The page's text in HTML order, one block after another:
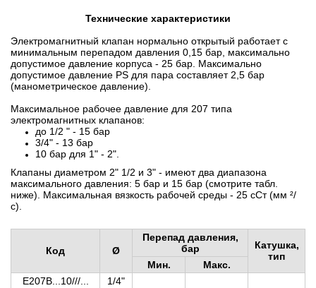
Технические характеристики
Электромагнитный клапан нормально открытый работает с
минимальным перепадом давления 0,15 бар, максимально
допустимое давление корпуса - 25 бар. Максимально
допустимое давление PS для пара составляет 2,5 бар
(манометрическое давление).
Максимальное рабочее давление для 207 типа
электромагнитных клапанов:
до 1/2 " - 15 бар
3/4" - 13 бар
10 бар для 1" - 2".
Клапаны диаметром 2" 1/2 и 3" - имеют два диапазона
максимального давления: 5 бар и 15 бар (смотрите табл.
ниже). Максимальная вязкость рабочей среды - 25 сСт (мм ²/
с).
Код Ø
Перепад давления,
бар
Катушка,
тип
Мин.
Макс.
E207B...10///...
1/4"